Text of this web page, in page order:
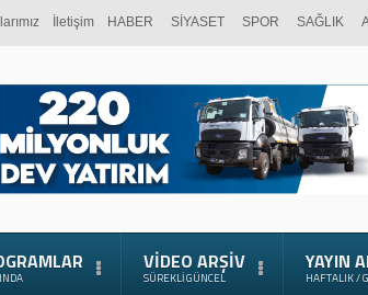
İletişim HABER SİYASET SPOR SAĞLIK
VIDEO ARŞIV
SÜREKLI GÜNCEL
YAYIN
HAFTALIK /